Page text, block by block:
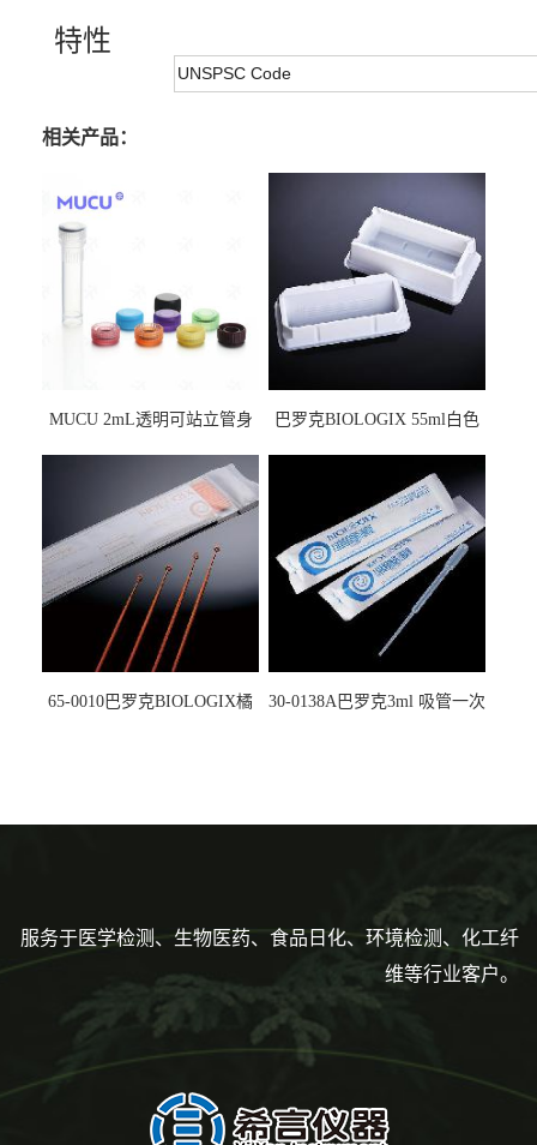
特性
UNSPSC Code
相关产品：
MUCU 2mL透明可站立管身
巴罗克BIOLOGIX 55ml白色
马射线灭菌25-0051
65-0010巴罗克BIOLOGIX橘
30-0138A巴罗克3ml 吸管一次
服务于医学检测、生物医药、食品日化、环境检测、化工纤
维等行业客户。